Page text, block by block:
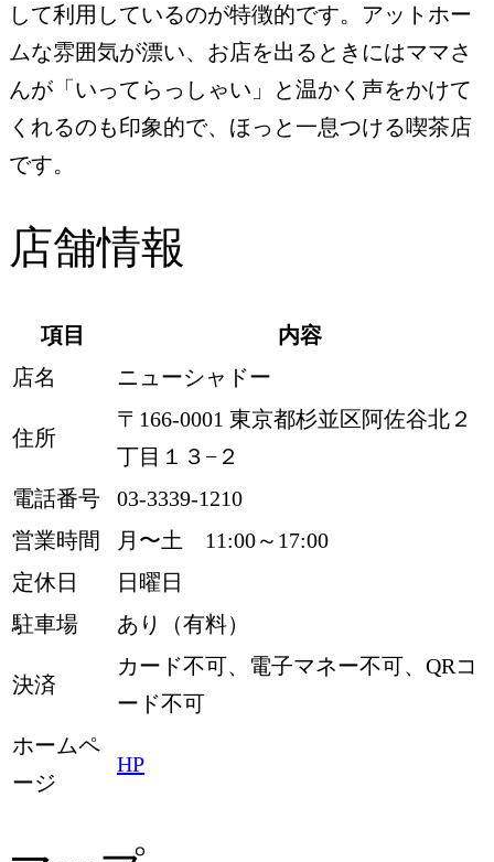
して利用しているのが特徴的です。アットホー
ムな雰囲気が漂い、お店を出るときにはママさ
んが「いってらっしゃい」と温かく声をかけて
くれるのも印象的で、ほっと一息つける喫茶店
です。
店舗情報
項目
内容
店名
ニューシャドー
住所
〒166-0001 東京都杉並区阿佐谷北２
丁目１３−２
電話番号
03-3339-1210
営業時間
月〜土 11:00～17:00
定休日
日曜日
駐車場
あり（有料）
決済
カード不可、電子マネー不可、QRコ
ード不可
ホームペ
ージ
HP